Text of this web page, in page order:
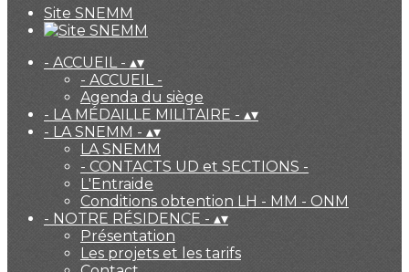
Site SNEMM
- ACCUEIL - ▴▾
- ACCUEIL -
Agenda du siège
- LA MÉDAILLE MILITAIRE - ▴▾
- LA SNEMM - ▴▾
LA SNEMM
- CONTACTS UD et SECTIONS -
L'Entraide
Conditions obtention LH - MM - ONM
- NOTRE RÉSIDENCE - ▴▾
Présentation
Les projets et les tarifs